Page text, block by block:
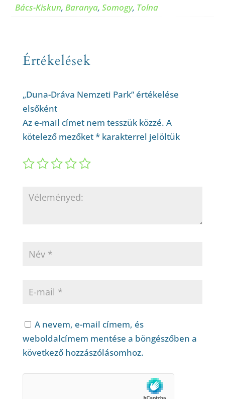
Bács-Kiskun,Baranya,Somogy, Tolna
Értékelések
„Duna-Dráva Nemzeti Park” értékelése
elsőként
Az e-mail címet nem tesszük közzé. A
kötelező mezőket*karakterrel jelöltük
A nevem, e-mail címem, és
weboldalcímem mentése a böngészőben a
következő hozzászólásomhoz.